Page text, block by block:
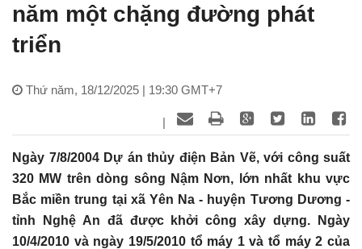
năm một chặng đường phát
triển
Thứ năm, 18/12/2025 | 19:30 GMT+7
|
Ngày 7/8/2004 Dự án thủy điện Bản Vẽ, với công suất
320 MW trên dòng sông Nậm Nơn, lớn nhất khu vực
Bắc miền trung tại xã Yên Na - huyện Tương Dương -
tỉnh Nghệ An đã được khởi công xây dựng. Ngày
10/4/2010 và ngày 19/5/2010 tổ máy 1 và tổ máy 2 của